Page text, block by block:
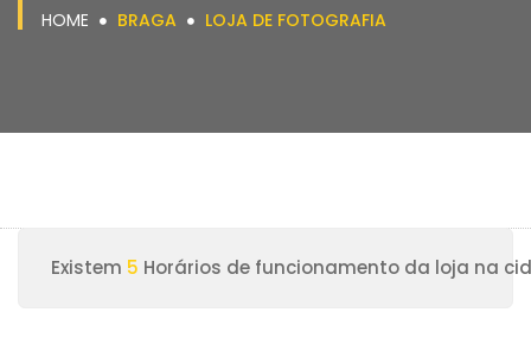
HOME BRAGA LOJA DE FOTOGRAFIA
Existem 5 Horários de funcionamento da loja na